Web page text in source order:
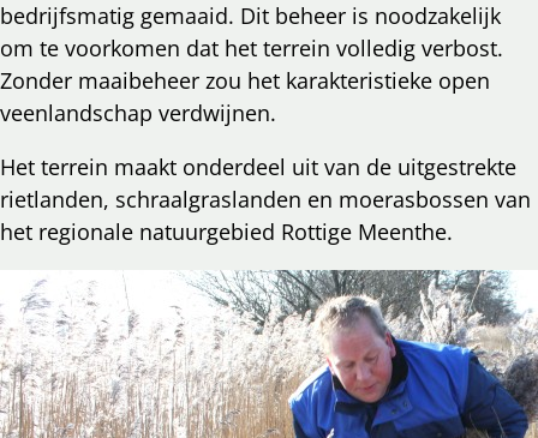
bedrijfsmatig gemaaid. Dit beheer is noodzakelijk
om te voorkomen dat het terrein volledig verbost.
Zonder maaibeheer zou het karakteristieke open
veenlandschap verdwijnen.
Het terrein maakt onderdeel uit van de uitgestrekte
rietlanden, schraalgraslanden en moerasbossen van
het regionale natuurgebied Rottige Meenthe.